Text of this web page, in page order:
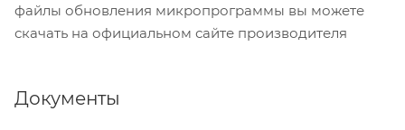
файлы обновления микропрограммы вы можете
скачать на официальном сайте производителя
Документы